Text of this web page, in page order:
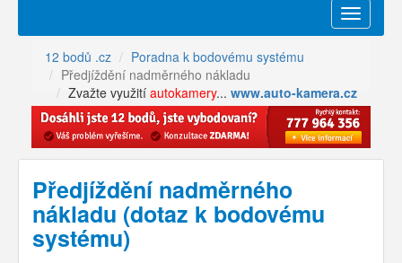
Menu
12 bodů .cz
Poradna k bodovému systému
Předjíždění nadměrného nákladu
Zvažte využití autokamery... www.auto-kamera.cz
Předjíždění nadměrného
nákladu (dotaz k bodovému
systému)